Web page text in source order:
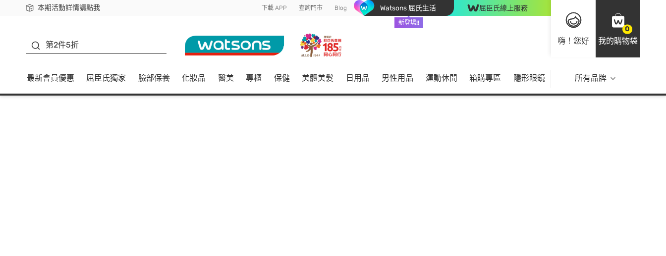
本期活動詳情請點我
下載app最高回饋$350 下載 APP 查詢門市 Blog Watsons 屈氏生活
新登場!!
屈臣氏線上服務
嗨！您好
0
我的購物袋
第2件5折
最新會員優惠 屈臣氏獨家 臉部保養 化妝品 醫美 專櫃 保健 美體美髮 日用品 男性用品 運動休閒 箱購專區 隱形眼鏡 所有品牌